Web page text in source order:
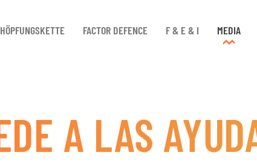
FACTOR DEFENCE F & E & I MEDIA
A LAS